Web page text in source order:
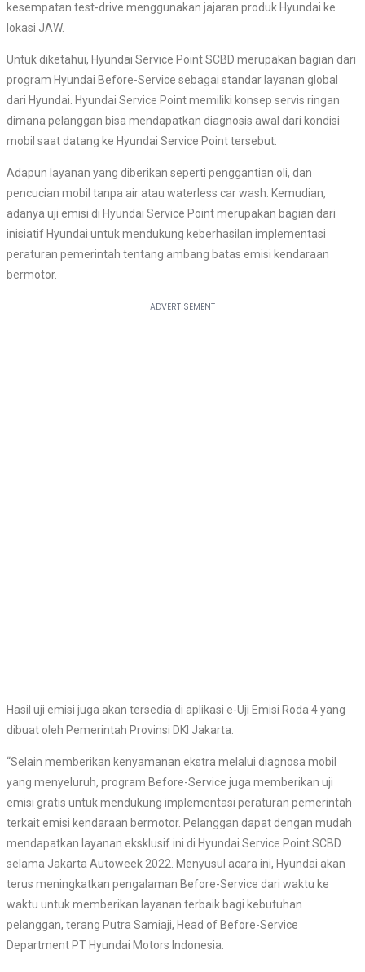
kesempatan test-drive menggunakan jajaran produk Hyundai ke
lokasi JAW.
Untuk diketahui, Hyundai Service Point SCBD merupakan bagian dari
program Hyundai Before-Service sebagai standar layanan global
dari Hyundai. Hyundai Service Point memiliki konsep servis ringan
dimana pelanggan bisa mendapatkan diagnosis awal dari kondisi
mobil saat datang ke Hyundai Service Point tersebut.
Adapun layanan yang diberikan seperti penggantian oli, dan
pencucian mobil tanpa air atau waterless car wash. Kemudian,
adanya uji emisi di Hyundai Service Point merupakan bagian dari
inisiatif Hyundai untuk mendukung keberhasilan implementasi
peraturan pemerintah tentang ambang batas emisi kendaraan
bermotor.
Hasil uji emisi juga akan tersedia di aplikasi e-Uji Emisi Roda 4 yang
dibuat oleh Pemerintah Provinsi DKI Jakarta.
“Selain memberikan kenyamanan ekstra melalui diagnosa mobil
yang menyeluruh, program Before-Service juga memberikan uji
emisi gratis untuk mendukung implementasi peraturan pemerintah
terkait emisi kendaraan bermotor. Pelanggan dapat dengan mudah
mendapatkan layanan eksklusif ini di Hyundai Service Point SCBD
selama Jakarta Autoweek 2022. Menyusul acara ini, Hyundai akan
terus meningkatkan pengalaman Before-Service dari waktu ke
waktu untuk memberikan layanan terbaik bagi kebutuhan
pelanggan, terang Putra Samiaji, Head of Before-Service
Department PT Hyundai Motors Indonesia.